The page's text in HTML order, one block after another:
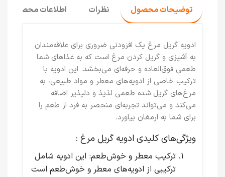
توضیحات محصول نظرات اطلاعات محصول
ادویه گریل مرغ یک افزودنی ضروری برای علاقه‌مندان
به آشپزی و گریل کردن مرغ است که به غذاهای شما
طعمی فوق‌العاده و حرفه‌ای می‌بخشد. این ادویه با
ترکیب خاصی از ادویه‌های معطر و مواد طبیعی، به
مرغ‌های گریل شده طعمی لذیذ و دلپذیر اضافه
می‌کند و می‌تواند تجربه‌ای منحصر به فرد از طعم را
برای شما به ارمغان بیاورد.
ویژگی‌های کلیدی ادویه گریل مرغ :
ترکیب معطر و خوش‌طعم: این ادویه شامل
ترکیبی از ادویه‌های معطر و خوش‌طعم است